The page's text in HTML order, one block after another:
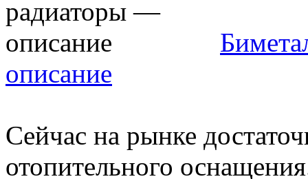
описание
Сейчас на рынке
отопительного